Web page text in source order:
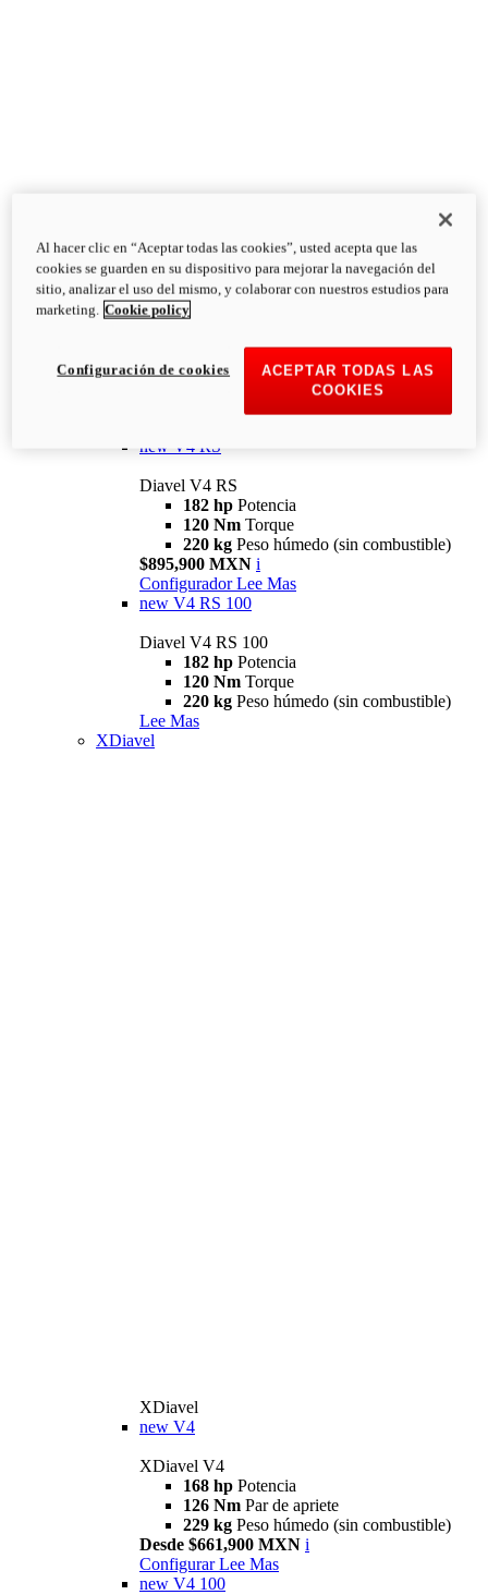
Diavel
V4
Diavel V4
126 NmTorque
223 kg
PESO HÚMEDO SIN
new V4 RS
Diavel V4 RS
182 hp Potencia
120 Nm Torque
220 kg Peso húmedo (sin combustible)
$895,900 MXN i
Configurador Lee Mas
new V4 RS 100
Diavel V4 RS 100
182 hp Potencia
120 Nm Torque
220 kg Peso húmedo (sin combustible)
Lee Mas
XDiavel
XDiavel
new V4
XDiavel V4
168 hp Potencia
126 Nm Par de apriete
229 kg Peso húmedo (sin combustible)
Desde $661,900 MXN i
Configurar Lee Mas
new V4 100
Al hacer clic en “Aceptar todas las cookies”, usted acepta que las
cookies se guarden en su dispositivo para mejorar la navegación del
sitio, analizar el uso del mismo, y colaborar con nuestros estudios para
marketing. Cookie policy
ACEPTAR TODAS LAS
COOKIES
Configuración de cookies